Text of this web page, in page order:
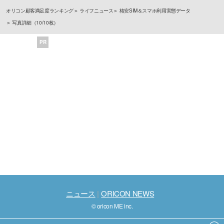
オリコン顧客満足度ランキング ライフニュース
格安SIM＆スマホ利用実態データ
写真詳細（10/10枚）
PR
ニュース ORICON NEWS
© oricon ME inc.